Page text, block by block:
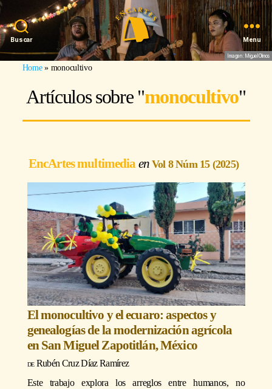
Buscar Menu
Imagen: Miguel Olmos
Home» monocultivo
Artículos sobre "monocultivo"
EncArtes multimedia Vol 8 Núm 15 (2025)
El monocultivo y el ecuaro: aspectos y
genealogías de la modernización agrícola
en San Miguel Zapotitlán, México
Rubén Cruz Díaz Ramírez
Este trabajo explora los arreglos entre humanos, no